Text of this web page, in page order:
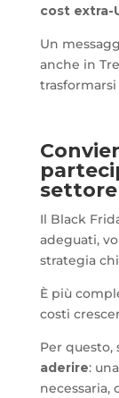
cost extra-
Un
anche in
Il Black
adeguati,
strategia
È più
costi
Per
aderire:
necessaria,